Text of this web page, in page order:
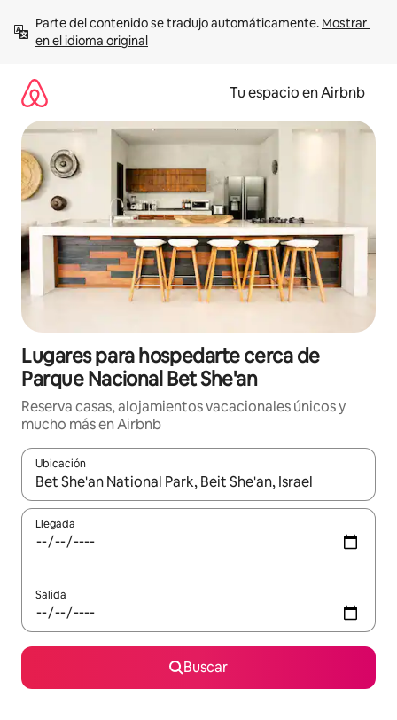
contenido
Parte del contenido se tradujo automáticamente. Mostrar
en el idioma original
Tu espacio en Airbnb
Lugares para hospedarte cerca de
Parque Nacional Bet She'an
Reserva casas, alojamientos vacacionales únicos y
mucho más en Airbnb
Ubicación
Cuando los resultados estén disponibles, podrás navegar
Llegada
Salida
Buscar